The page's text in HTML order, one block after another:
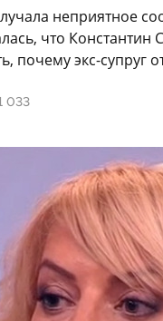
неприятное
что Константин
почему экс-супруг
033